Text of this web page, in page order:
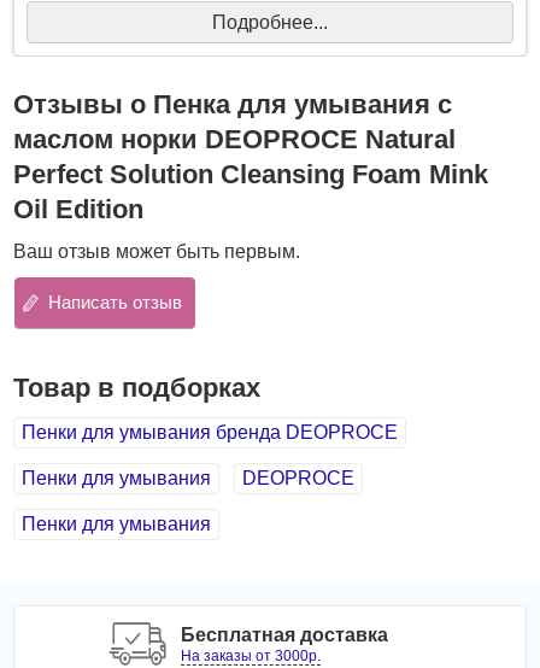
Подробнее...
Отзывы о Пенка для умывания с
маслом норки DEOPROCE Natural
Perfect Solution Cleansing Foam Mink
Oil Edition
Ваш отзыв может быть первым.
Написать отзыв
Товар в подборках
Пенки для умывания бренда DEOPROCE
Пенки для умывания DEOPROCE
Пенки для умывания
Бесплатная доставка
На заказы от 3000р.